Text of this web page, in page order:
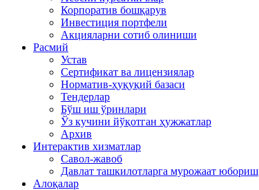
Корпоратив бошқарув
Инвестиция портфели
Акцияларни сотиб олиниши
Расмий
Устав
Сертификат ва лицензиялар
Норматив-ҳуқуқий базаси
Тендерлар
Бўш иш ўринлари
Ўз кучини йўқотган ҳужжатлар
Архив
Интерактив хизматлар
Савол-жавоб
Давлат ташкилотларга мурожаат юбориш
Алоқалар